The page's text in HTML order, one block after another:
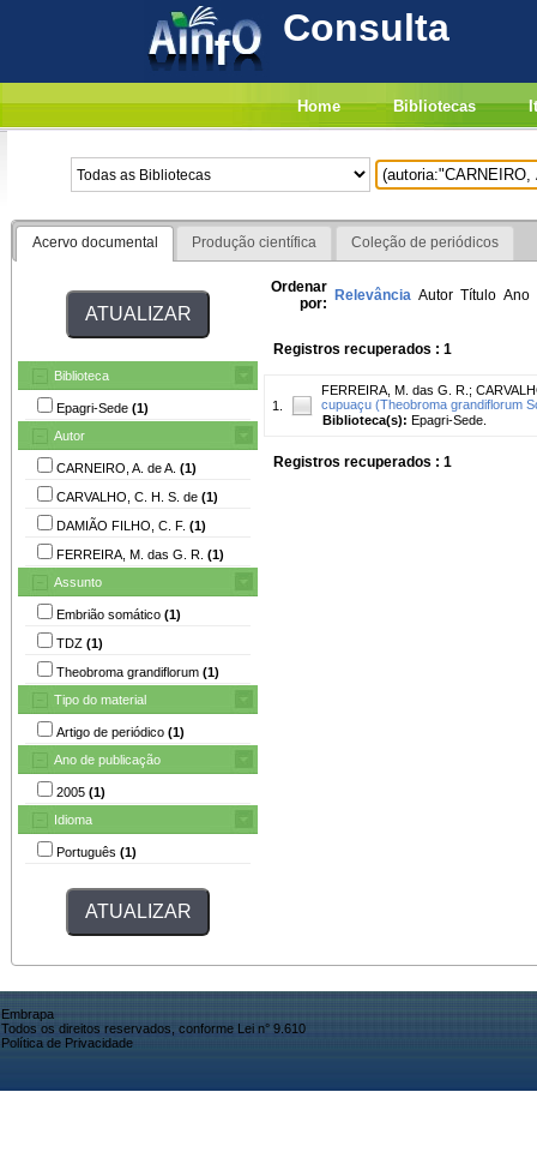
Consulta
Home Bibliotecas
Acervo documental Produção científica Coleção de periódicos
Biblioteca
Epagri-Sede (1)
Autor
CARNEIRO, A. de A. (1)
CARVALHO, C. H. S. de (1)
DAMIÃO FILHO, C. F. (1)
FERREIRA, M. das G. R. (1)
Assunto
Embrião somático (1)
TDZ (1)
Theobroma grandiflorum (1)
Tipo do material
Artigo de periódico (1)
Ano de publicação
2005 (1)
Idioma
Português (1)
Ordenar
por: Relevância Autor Título Ano
Registros recuperados : 1
1.
FERREIRA, M. das G. R. ;
cupuaçu (Theobroma grandiflorum
Biblioteca(s): Epagri-Sede.
Registros recuperados : 1
Embrapa
Todos os direitos reservados, conforme Lei n° 9.610
Política de Privacidade